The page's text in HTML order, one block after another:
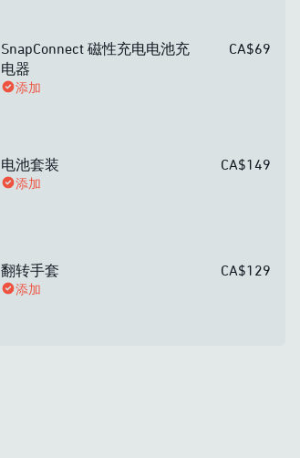
SnapConnect 磁性充电电池充
电器
添加
CA$69
电池套装
添加
CA$149
翻转手套
添加
CA$129